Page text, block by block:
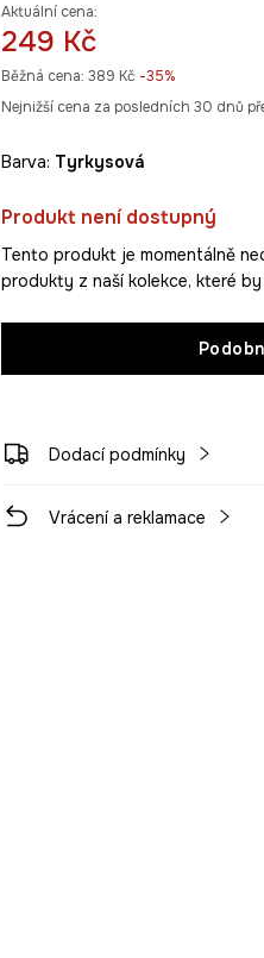
Aktuální cena:
249 Kč
Běžná cena: 389 Kč -35%
Nejnižší cena za posledních 30 dnů
Barva: tyrkysová
Produkt není dostupný
Tento produkt je momentálně
produkty z naší kolekce, které
Dodací podmínky
Vrácení a reklamace